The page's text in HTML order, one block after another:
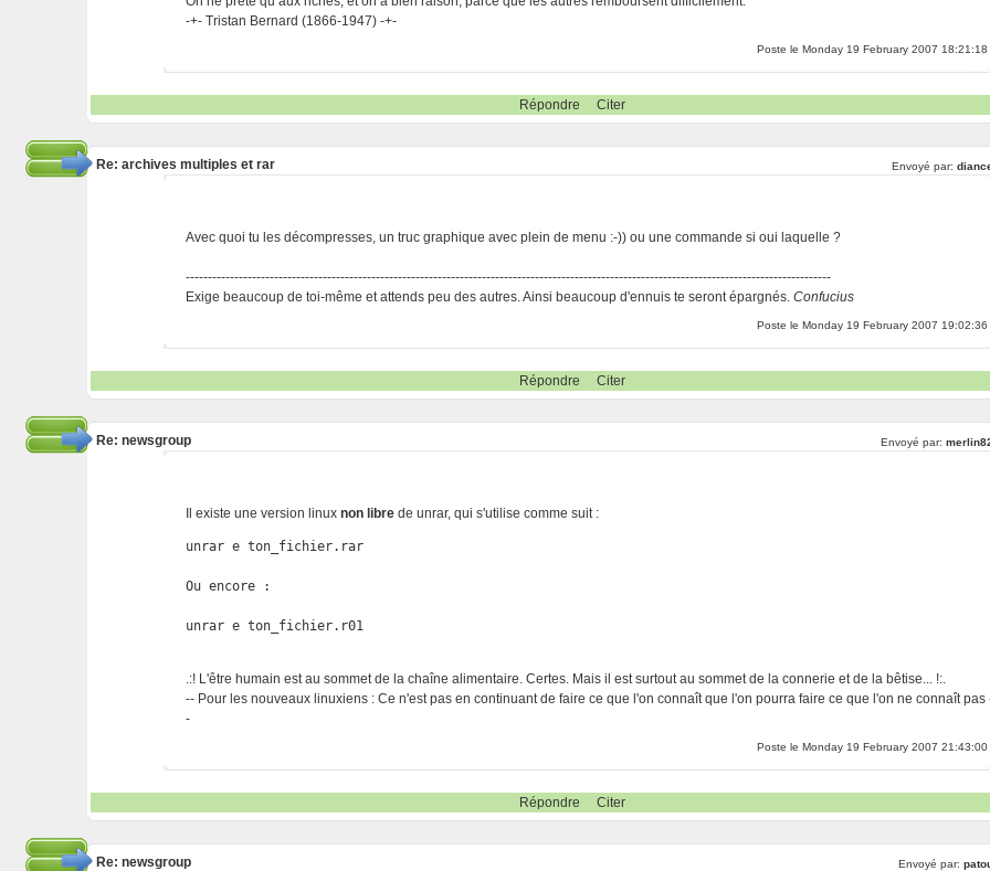
-+- Tristan Bernard (1866-1947) -+-
Poste le Monday 19 February 2007 18:21:18
Répondre Citer
Re: archives multiples et rar Envoyé par:
Avec quoi tu les décompresses, un truc graphique avec plein de menu :-)) ou une commande si oui laquelle ?
--------------------------------------------------------------------------------------------------------------------------------------------------
Exige beaucoup de toi-même et attends peu des autres. Ainsi beaucoup d'ennuis te seront épargnés.Confucius
Poste le Monday 19 February 2007 19:02:36
Répondre Citer
Re: newsgroup Envoyé par:
Il existe une version linuxnon libre de unrar, qui s'utilise comme suit :
unrar e ton_fichier.rar
Ou encore :
unrar e ton_fichier.r01
.:! L'être humain est au sommet de la chaîne alimentaire. Certes. Mais il est surtout au sommet de la connerie et de la bêtise... !:.
-- Pour les nouveaux linuxiens : Ce n'est pas en continuant de faire ce que l'on connaît que l'on pourra faire ce que l'on ne connaît pas
-
Poste le Monday 19 February 2007 21:43:00
Répondre Citer
Re: newsgroup Envoyé par: